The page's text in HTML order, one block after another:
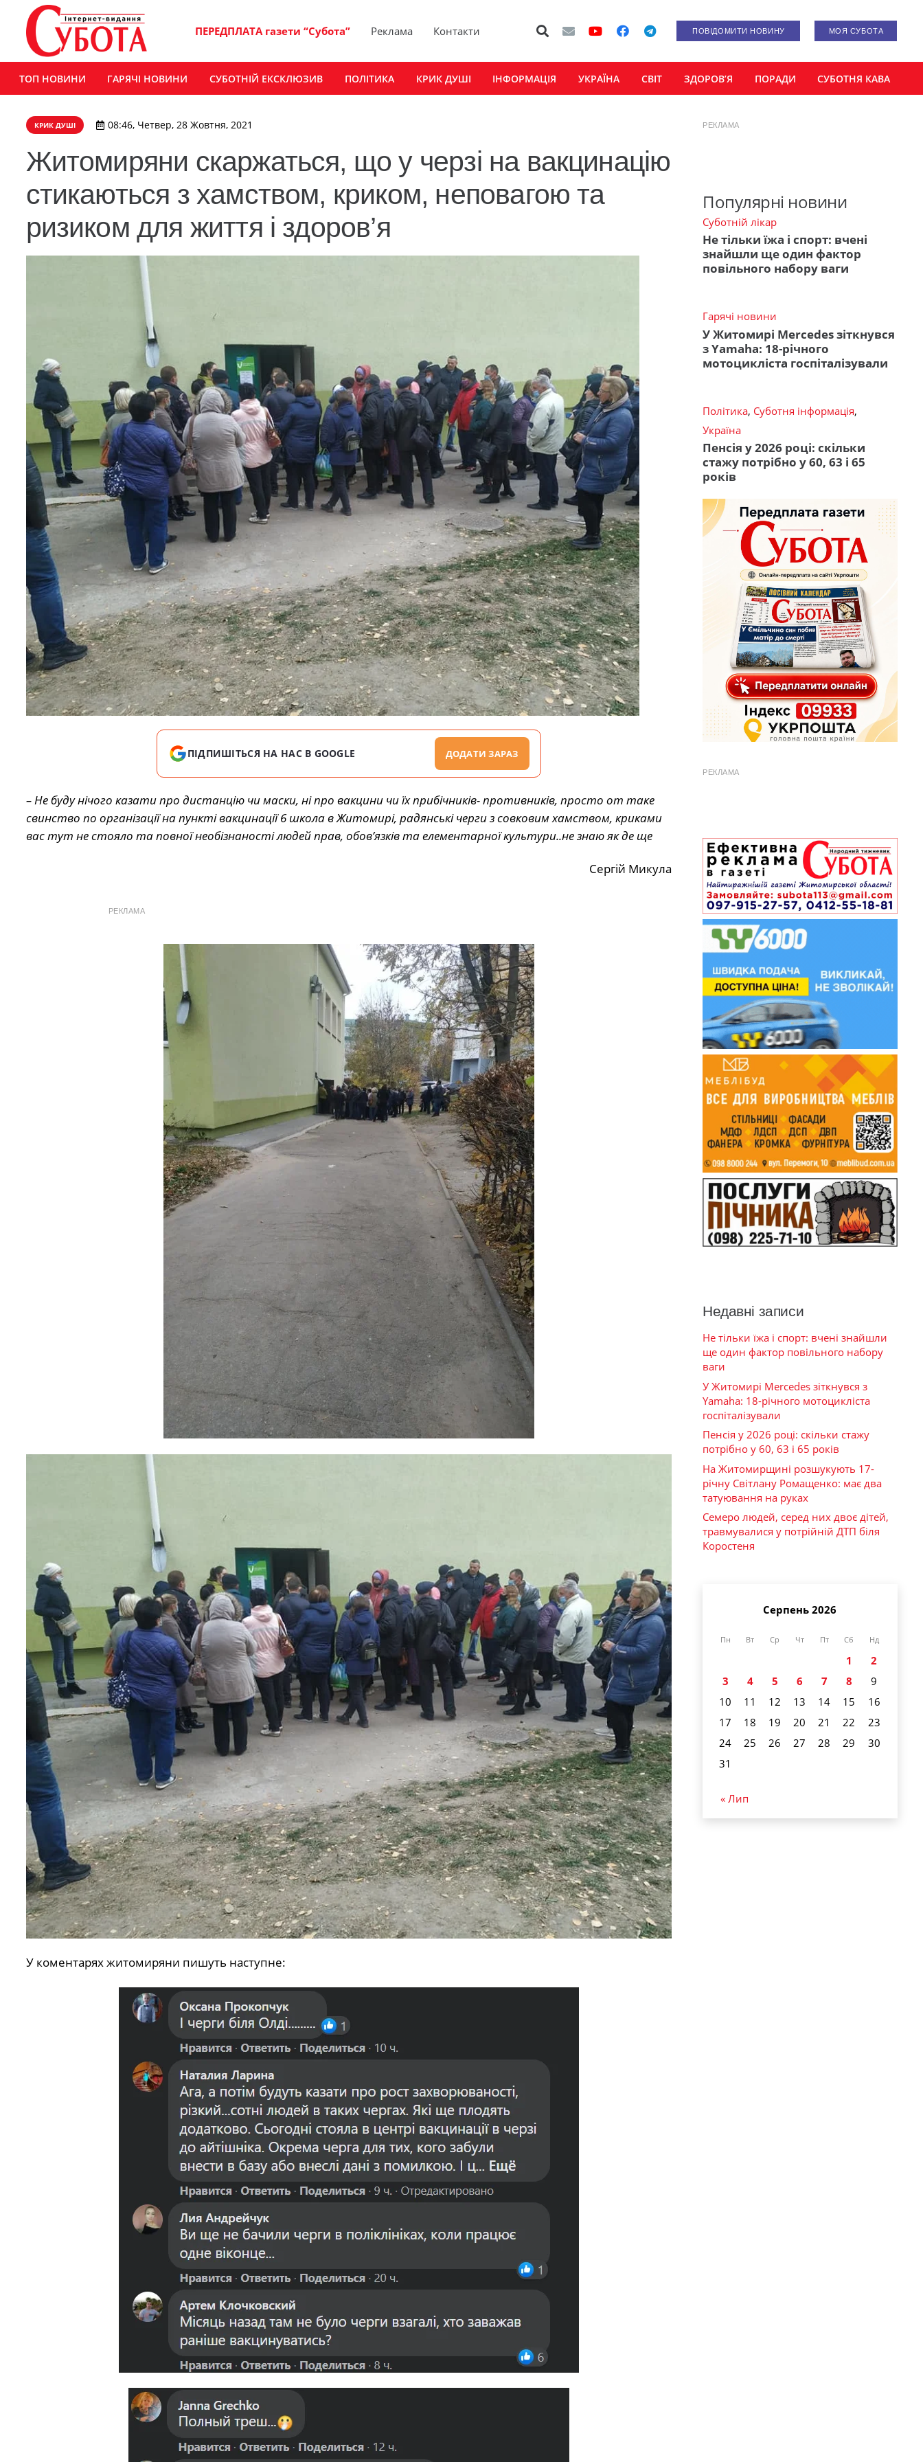
ПЕРЕДПЛАТА газети “Субота” Реклама Контакти ПОВІДОМИТИ НОВИНУ МОЯ СУБОТА
ТОП НОВИНИ ГАРЯЧІ НОВИНИ СУБОТНІЙ ЕКСКЛЮЗИВ ПОЛІТИКА КРИК ДУШІ ІНФОРМАЦІЯ УКРАЇНА СВІТ ЗДОРОВ’Я ПОРАДИ СУБОТНЯ КАВА
КРИК ДУШІ 08:46, Четвер, 28 Жовтня, 2021
Житомиряни скаржаться, що у черзі на вакцинацію
стикаються з хамством, криком, неповагою та
ризиком для життя і здоров’я
ПІДПИШІТЬСЯ НА НАС В GOOGLE ДОДАТИ ЗАРАЗ
– Не буду нічого казати про дистанцію чи маски, ні про вакцини чи їх прибічників- противників, просто от таке
свинство по організації на пункті вакцинації 6 школа в Житомирі, радянські черги з совковим хамством, криками
вас тут не стояло та повної необізнаності людей прав, обов’язків та елементарної культури..не знаю як де ще
Сергій Микула
РЕКЛАМА
У коментарях житомиряни пишуть наступне:
РЕКЛАМА
Популярні новини
Суботній лікар
Не тільки їжа і спорт: вчені
знайшли ще один фактор
повільного набору ваги
Гарячі новини
У Житомирі Mercedes зіткнувся
з Yamaha: 18-річного
мотоцикліста госпіталізували
Політика, Суботня інформація,
Україна
Пенсія у 2026 році: скільки
стажу потрібно у 60, 63 і 65
років
РЕКЛАМА
Недавні записи
Не тільки їжа і спорт: вчені знайшли
ще один фактор повільного набору
ваги
У Житомирі Mercedes зіткнувся з
Yamaha: 18-річного мотоцикліста
госпіталізували
Пенсія у 2026 році: скільки стажу
потрібно у 60, 63 і 65 років
На Житомирщині розшукують 17-
річну Світлану Ромащенко: має два
татуювання на руках
Семеро людей, серед них двоє дітей,
травмувалися у потрійній ДТП біля
Коростеня
Серпень 2026
Пн Вт Ср Чт Пт Сб Нд
1
2
3
4 5 6 7 8
9
10
11 12 13 14 15
16
17
18 19 20 21 22
23
24
25 26 27 28 29
30
31
« Лип